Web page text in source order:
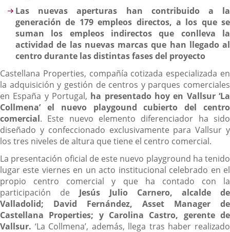
Las nuevas aperturas han contribuido a la
generación de 179 empleos directos, a los que se
suman los empleos indirectos que conlleva la
actividad de las nuevas marcas que han llegado al
centro durante las distintas fases del proyecto
Castellana Properties, compañía cotizada especializada en
la adquisición y gestión de centros y parques comerciales
en España y Portugal, ha presentado hoy en Vallsur ‘La
Collmena’ el nuevo playgound cubierto del centro
comercial. Este nuevo elemento diferenciador ha sido
diseñado y confeccionado exclusivamente para Vallsur y
los tres niveles de altura que tiene el centro comercial.
La presentación oficial de este nuevo playground ha tenido
lugar este viernes en un acto institucional celebrado en el
propio centro comercial y que ha contado con la
participación de Jesús Julio Carnero, alcalde de
Valladolid; David Fernández, Asset Manager de
Castellana Properties; y Carolina Castro, gerente de
Vallsur. ‘La Collmena’, además, llega tras haber realizado